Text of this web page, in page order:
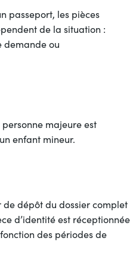
passeport, les pièces
de la situation :
demande ou
majeure est
enfant mineur.
dépôt du dossier complet
d’identité est réceptionnée
des périodes de